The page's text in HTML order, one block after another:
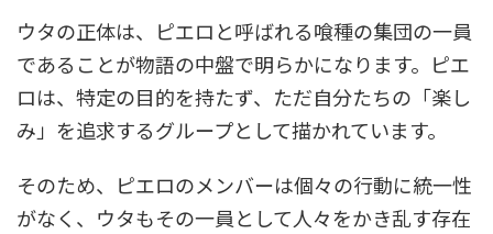
ウタの正体は、ピエロと呼ばれる喰種の集団の一員
であることが物語の中盤で明らかになります。ピエ
ロは、特定の目的を持たず、ただ自分たちの「楽し
み」を追求するグループとして描かれています。
そのため、ピエロのメンバーは個々の行動に統一性
がなく、ウタもその一員として人々をかき乱す存在